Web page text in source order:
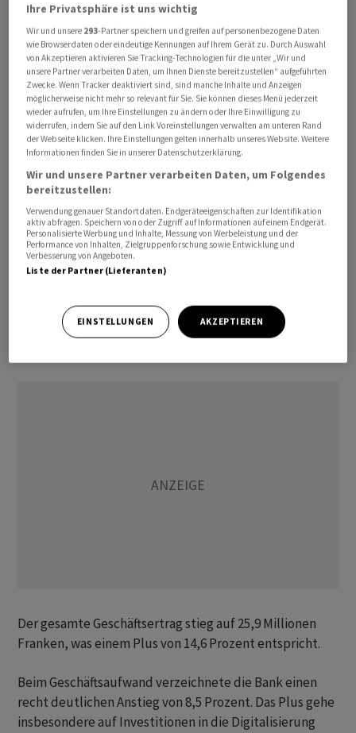
Kapitalmärkten zurückzuführen.
Am stärksten nahm der Netto-Erfolg aus dem zentralen
Zinsgeschäft zu. Das Plus lag bei 18,4 Prozent auf 20,1
Millionen Franken. Hauptgrund für die gute
Entwicklung seien das höhere Zinsniveau und auch
wirksame Absicherungsgeschäfte gewesen, schreibt die
Bank weiter.
Dagegen sank der Erfolg aus dem Kommissions- und
Dienstleistungsgeschäft aufgrund der schwierigen Lage
an den Kapitalmärkten um 14,6 Prozent auf 3,7
Millionen Franken. Der Erfolg aus dem kleinen
Handelsgeschäft nahm hingegen leicht zu (+3%). Der
auf 1,3 Millionen Franken, was insbesondere auf
Veräusserungen von Finanzanlagen und höhere
Der gesamte Geschäftsertrag stieg auf 25,9 Millionen
Franken, was einem Plus von 14,6 Prozent entspricht.
Beim Geschäftsaufwand verzeichnete die Bank einen
recht deutlichen Anstieg von 8,5 Prozent. Das Plus gehe
insbesondere auf Investitionen in die Digitalisierung
Ihre Privatsphäre ist uns wichtig
Wir und unsere 293-Partner speichern und greifen auf personenbezogene Daten
wie Browserdaten oder eindeutige Kennungen auf Ihrem Gerät zu. Durch Auswahl
von Akzeptieren aktivieren Sie Tracking-Technologien für die unter „Wir und
unsere Partner verarbeiten Daten, um Ihnen Dienste bereitzustellen“ aufgeführten
Zwecke. Wenn Tracker deaktiviert sind, sind manche Inhalte und Anzeigen
möglicherweise nicht mehr so relevant für Sie. Sie können dieses Menü jederzeit
wieder aufrufen, um Ihre Einstellungen zu ändern oder Ihre Einwilligung zu
widerrufen, indem Sie auf den Link Voreinstellungen verwalten am unteren Rand
der Webseite klicken. Ihre Einstellungen gelten innerhalb unseres Website. Weitere
Informationen finden Sie in unserer Datenschutzerklärung.
Wir und unsere Partner verarbeiten Daten, um Folgendes
bereitzustellen:
Verwendung genauer Standortdaten. Endgeräteeigenschaften zur Identifikation
aktiv abfragen. Speichern von oder Zugriff auf Informationen auf einem Endgerät.
Personalisierte Werbung und Inhalte, Messung von Werbeleistung und der
Performance von Inhalten, Zielgruppenforschung sowie Entwicklung und
Verbesserung von Angeboten.
Liste der Partner (Lieferanten)
EINSTELLUNGEN AKZEPTIEREN